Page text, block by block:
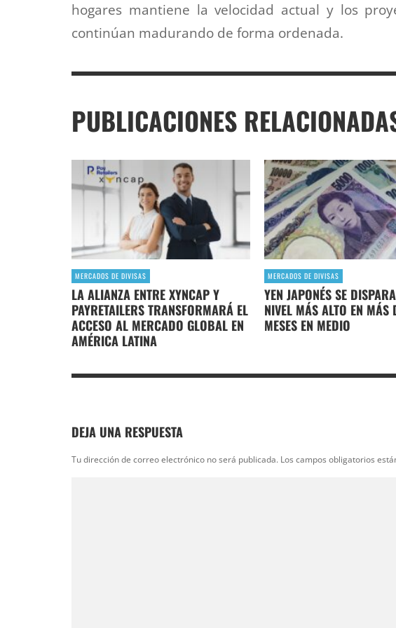
hogares mantiene la velocidad actual y los
continúan madurando de forma ordenada.
PUBLICACIONES
MERCADOS DE DIVISAS
LA ALIANZA ENTRE XYNCAP Y
PAYRETAILERS TRANSFORMARÁ EL
ACCESO AL MERCADO GLOBAL EN
AMÉRICA LATINA
MERCADOS DE DIVISAS
YEN JAPONÉS SE
NIVEL MÁS ALTO EN MÁS
MESES EN MEDIO
DEJA UNA RESPUESTA
Tu dirección de correo electrónico no será publicada. Los campos obligatorios